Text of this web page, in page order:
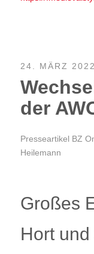
24. MÄRZ 2022
der
Presseartikel BZ
Heilemann
Großes
Hort